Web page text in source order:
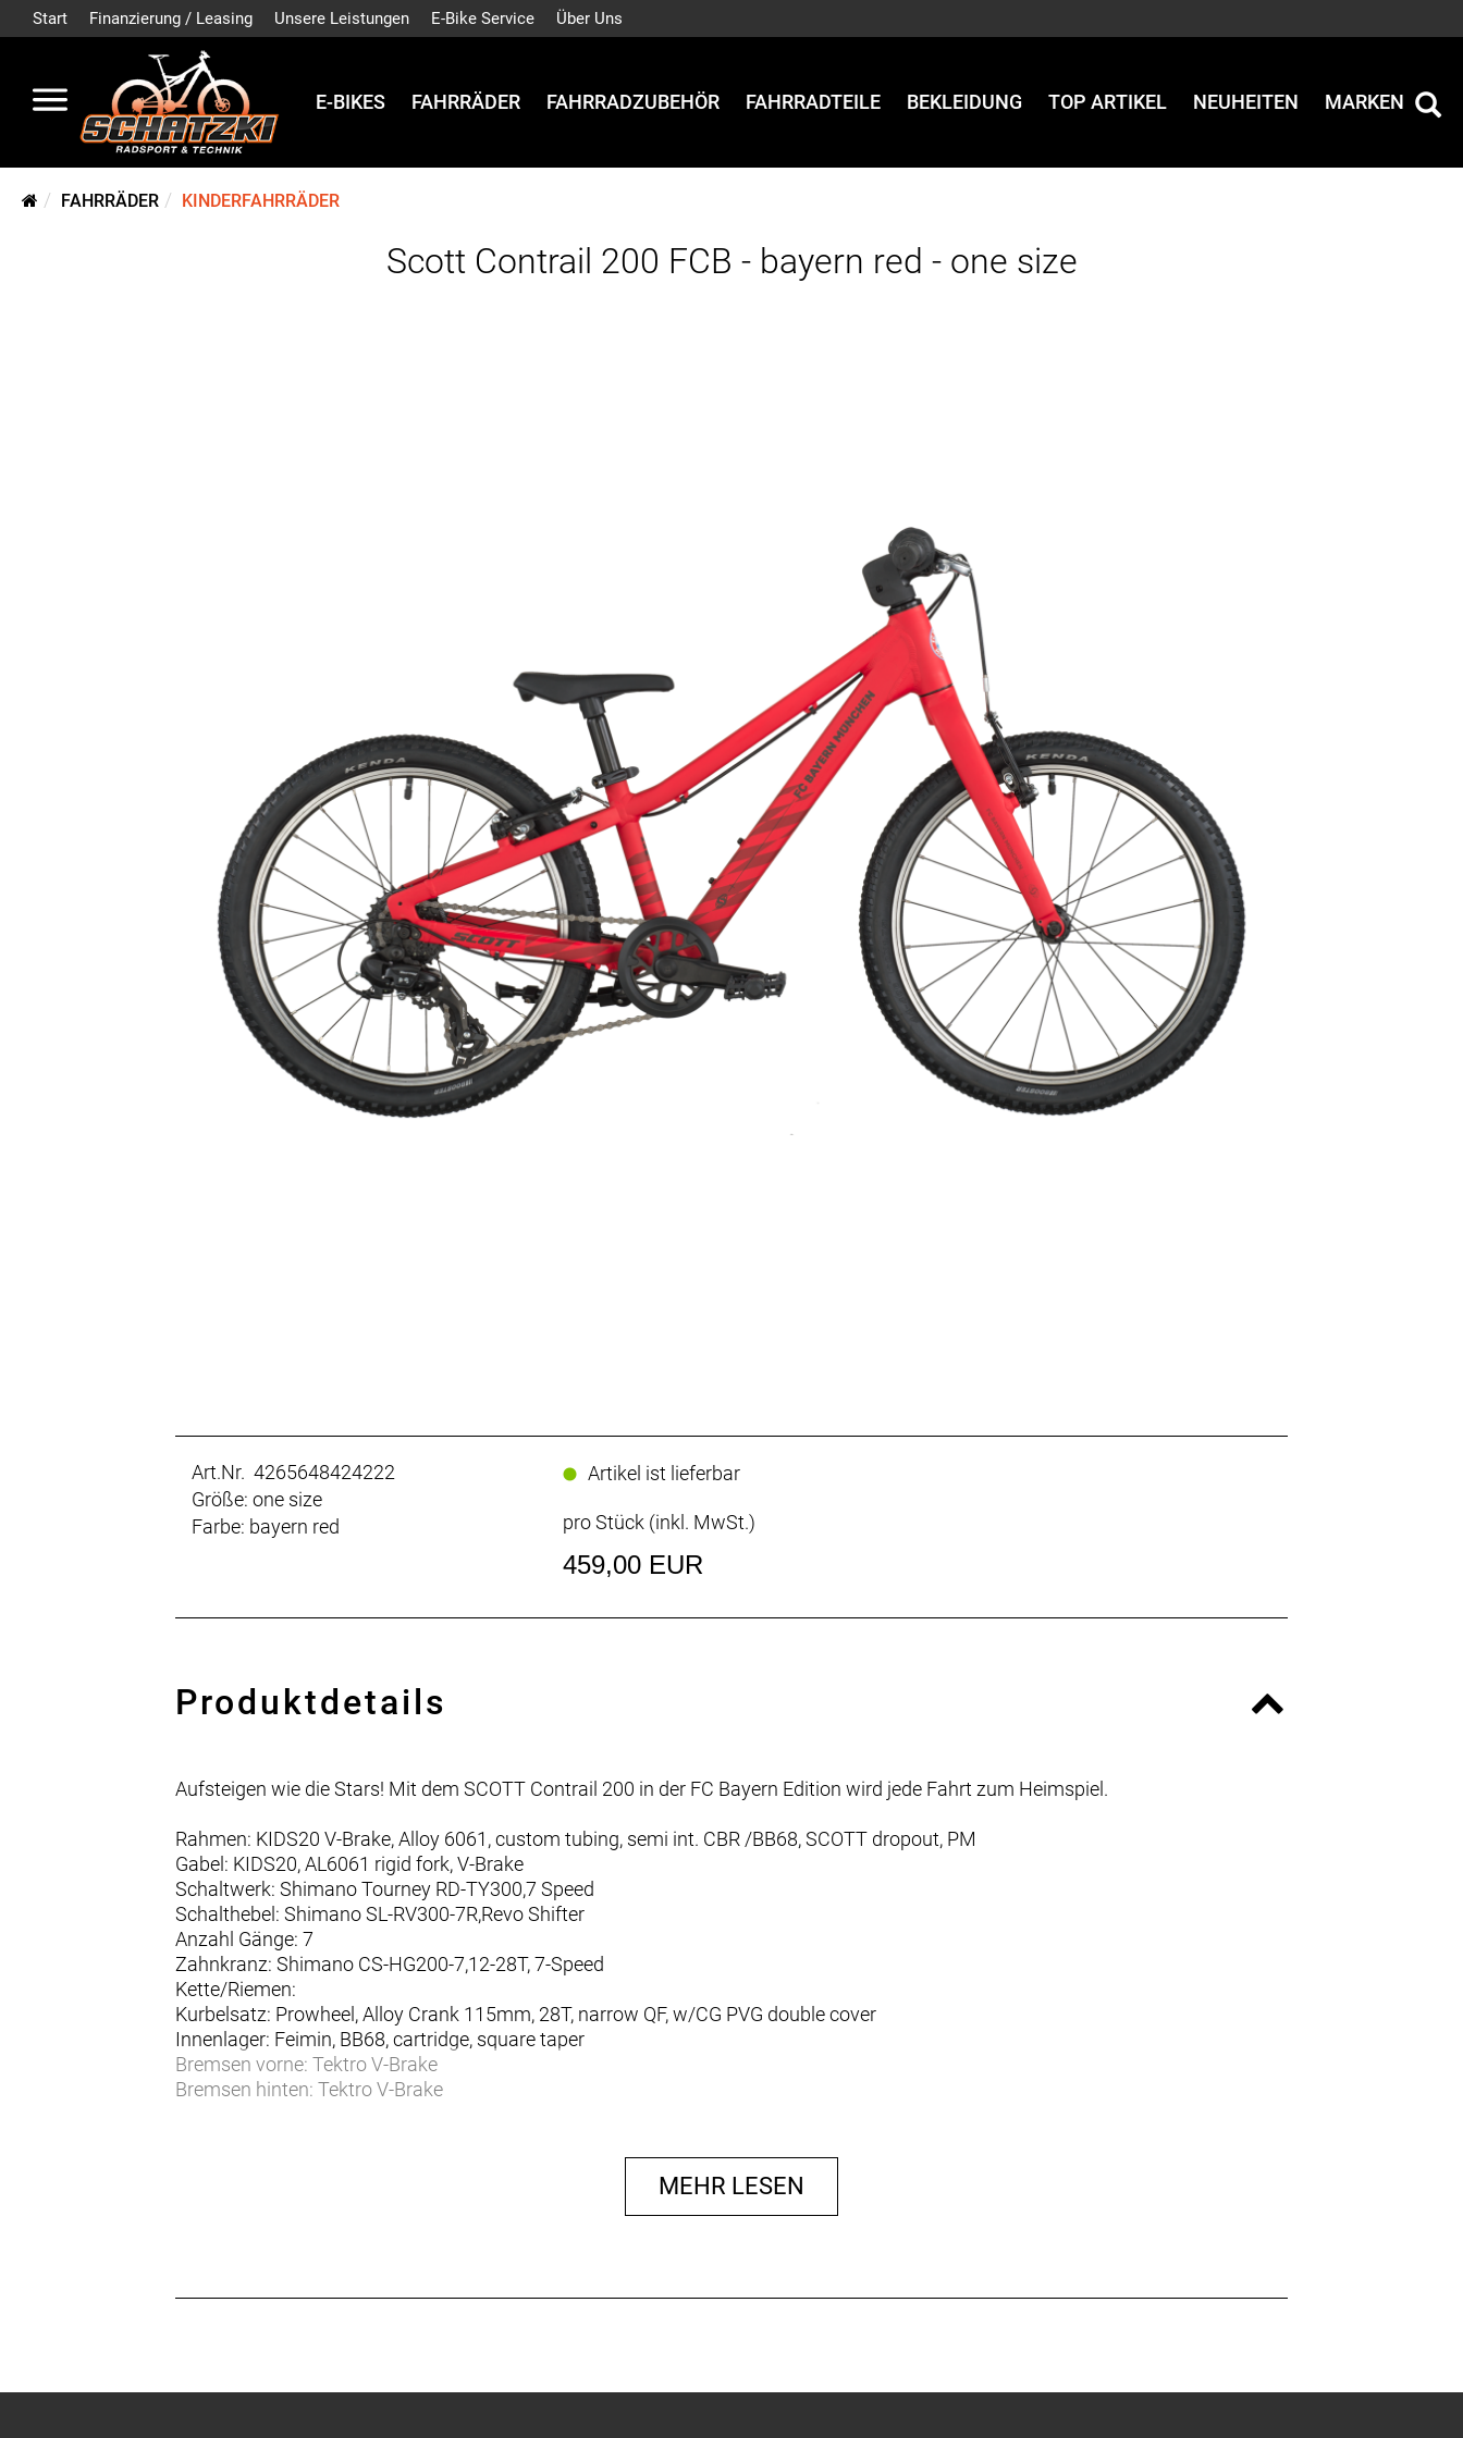
Start Finanzierung / Leasing Unsere Leistungen E-Bike Service Über Uns
E-BIKES FAHRRÄDER FAHRRADZUBEHÖR FAHRRADTEILE BEKLEIDUNG TOP ARTIKEL NEUHEITEN MARKEN
FAHRRÄDER KINDERFAHRRÄDER
Scott Contrail 200 FCB - bayern red - one size
Art.Nr. 4265648424222
Größe: one size
Farbe: bayern red
Artikel ist lieferbar
pro Stück (inkl. MwSt.)
459,00 EUR
Produktdetails
Aufsteigen wie die Stars! Mit dem SCOTT Contrail 200 in der FC Bayern Edition wird jede Fahrt zum Heimspiel.
Rahmen: KIDS20 V-Brake, Alloy 6061, custom tubing, semi int. CBR /BB68, SCOTT dropout, PM
Gabel: KIDS20, AL6061 rigid fork, V-Brake
Schaltwerk: Shimano Tourney RD-TY300,7 Speed
Schalthebel: Shimano SL-RV300-7R,Revo Shifter
Anzahl Gänge: 7
Zahnkranz: Shimano CS-HG200-7,12-28T, 7-Speed
Kette/Riemen:
Kurbelsatz: Prowheel, Alloy Crank 115mm, 28T, narrow QF, w/CG PVG double cover
Innenlager: Feimin, BB68, cartridge, square taper
Bremsen vorne: Tektro V-Brake
Bremsen hinten: Tektro V-Brake
Vorbau: LEADTEC Alloy 50mm, +10°, 25.4 clamp
MEHR LESEN